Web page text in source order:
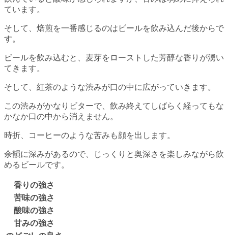
ています。
そして、焙煎を一番感じるのはビールを飲み込んだ後からで
す。
ビールを飲み込むと、麦芽をローストした芳醇な香りが湧い
てきます。
そして、紅茶のような渋みが口の中に広がっていきます。
この渋みがかなりビターで、飲み終えてしばらく経ってもな
かなか口の中から消えません。
時折、コーヒーのような苦みも顔を出します。
余韻に深みがあるので、じっくりと奥深さを楽しみながら飲
めるビールです。
香りの強さ
苦味の強さ
酸味の強さ
甘みの強さ